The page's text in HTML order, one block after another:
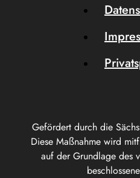
Gefördert durch die
Diese Maßnahme wird
auf der Grundlage des